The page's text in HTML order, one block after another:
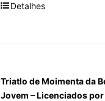
Detalhes
Triatlo de Moimenta da
Jovem – Licenciados por